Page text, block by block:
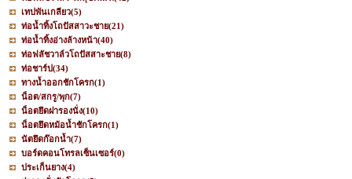
เทปพันเกลียว(5)
ท่อน้ำทิ้งโถปัสสาวะชาย(21)
ท่อน้ำทิ้งอ่างล้างหน้า(40)
ท่อฟลัชวาล์วโถปัสสาะชาย(8)
ท่อชาร์ป(34)
ทางน้ำออกชักโครก(1)
น็อต/สกรู/พุก(7)
น็อตยึดฝารองนั่ง(10)
น็อตยึดหม้อน้ำชักโครก(1)
นัตยึดก๊อกน้ำ(7)
บอร์ดคอนโทรลเซ็นเซอร์(0)
ประเก็นยาง(4)